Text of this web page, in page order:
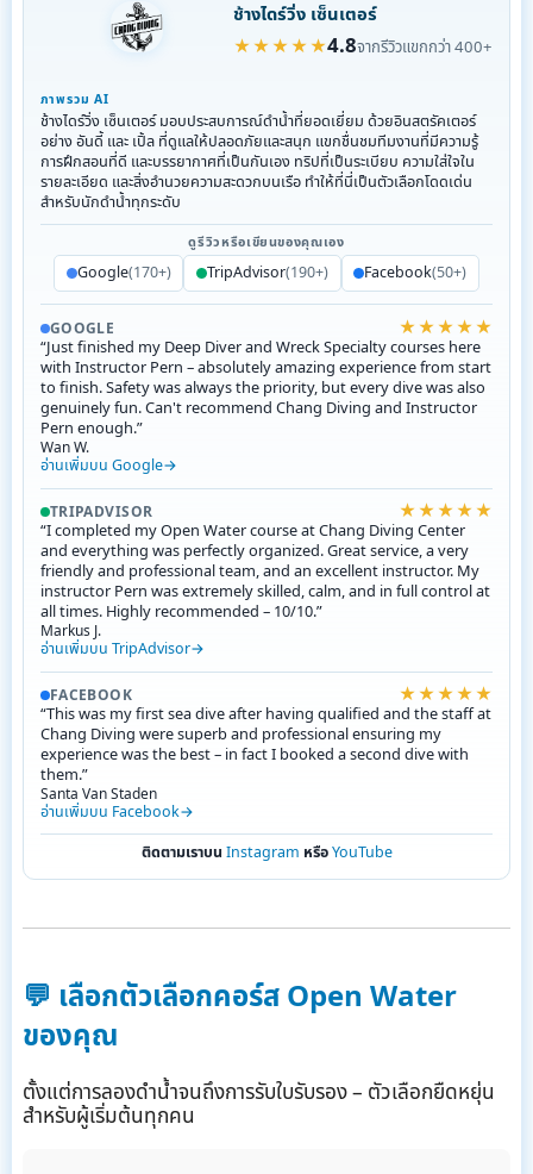
ช้างไดร์วิ่ง เซ็นเตอร์
★★★★★4.8จากรีวิวแขกกว่า 400+
ภาพรวม AI
ช้างไดร์วิ่ง เซ็นเตอร์ มอบประสบการณ์ดำน้ำที่ยอดเยี่ยม ด้วยอินสตรัคเตอร์
อย่าง อันดี้ และ เปิ้ล ที่ดูแลให้ปลอดภัยและสนุก แขกชื่นชมทีมงานที่มีความรู้
การฝึกสอนที่ดี และบรรยากาศที่เป็นกันเอง ทริปที่เป็นระเบียบ ความใส่ใจใน
รายละเอียด และสิ่งอำนวยความสะดวกบนเรือ ทำให้ที่นี่เป็นตัวเลือกโดดเด่น
สำหรับนักดำน้ำทุกระดับ
ดูรีวิวหรือเขียนของคุณเอง
Google(170+) TripAdvisor(190+) Facebook(50+)
GOOGLE ★★★★★
“Just finished my Deep Diver and Wreck Specialty courses here
with Instructor Pern – absolutely amazing experience from start
to finish. Safety was always the priority, but every dive was also
genuinely fun. Can't recommend Chang Diving and Instructor
Pern enough.”
Wan W.
อ่านเพิ่มบน Google
TRIPADVISOR ★★★★★
“I completed my Open Water course at Chang Diving Center
and everything was perfectly organized. Great service, a very
friendly and professional team, and an excellent instructor. My
instructor Pern was extremely skilled, calm, and in full control at
all times. Highly recommended – 10/10.”
Markus J.
อ่านเพิ่มบน TripAdvisor
FACEBOOK ★★★★★
“This was my first sea dive after having qualified and the staff at
Chang Diving were superb and professional ensuring my
experience was the best – in fact I booked a second dive with
them.”
Santa Van Staden
อ่านเพิ่มบน Facebook
ติดตามเราบน Instagram หรือYouTube
💬 เลือกตัวเลือกคอร์ส Open Water
ของคุณ
ตั้งแต่การลองดำน้ำจนถึงการรับใบรับรอง – ตัวเลือกยืดหยุ่น
สำหรับผู้เริ่มต้นทุกคน